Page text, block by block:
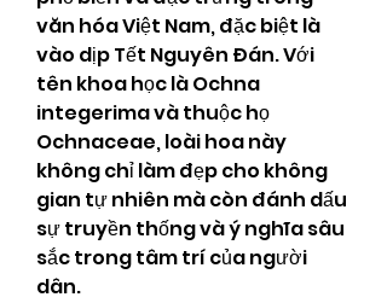
văn hóa Việt Nam, đặc biệt là
vào dịp Tết Nguyên Đán. Với
tên khoa học là Ochna
integerima và thuộc họ
Ochnaceae, loài hoa này
không chỉ làm đẹp cho không
gian tự nhiên mà còn đánh dấu
sự truyền thống và ý nghĩa sâu
sắc trong tâm trí của người
dân.